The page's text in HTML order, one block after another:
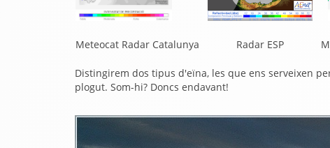
Meteocat Radar Catalunya Radar ESP
Distingirem dos tipus d'eïna, les que ens serveixen
plogut. Som-hi? Doncs endavant!